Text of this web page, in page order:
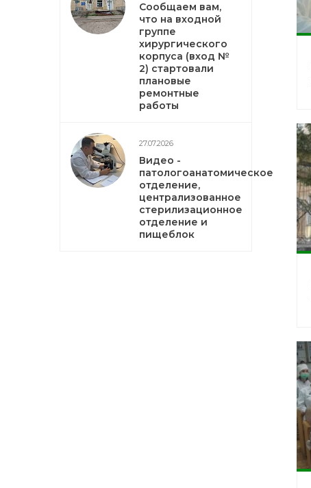
Сообщаем вам,
что на входной
группе
хирургического
корпуса (вход №
2) стартовали
плановые
ремонтные
работы
27.07.2026
Видео -
патологоанатомическое
отделение,
централизованное
стерилизационное
отделение и
пищеблок